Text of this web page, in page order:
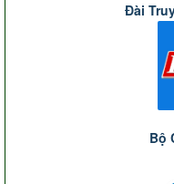
Đài
Bộ